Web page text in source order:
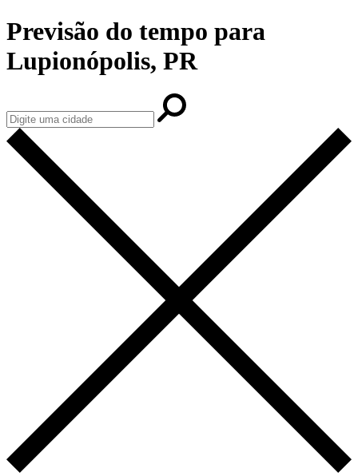
Previsão do tempo para
Lupionópolis, PR